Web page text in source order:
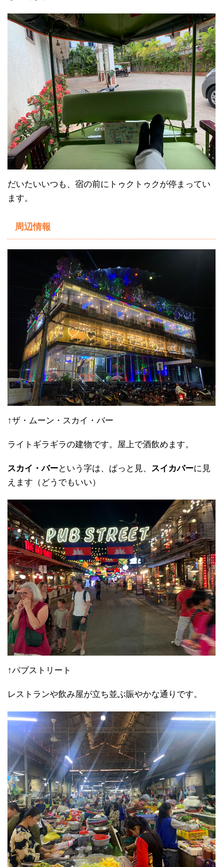
だいたいいつも、宿の前にトゥクトゥクが停まってい
ます。
周辺情報
↑ザ・ムーン・スカイ・バー
ライトギラギラの建物です。屋上で酒飲めます。
スカイ・バーという字は、ぱっと見、 スイカバーに見
えます（どうでもいい）
↑パブストリート
レストランや飲み屋が立ち並ぶ賑やかな通りです。